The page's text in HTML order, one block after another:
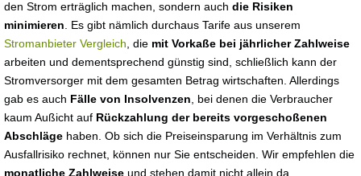
den Strom erträglich machen, sondern auch die Risiken
minimieren . Es gibt nämlich durchaus Tarife aus unserem
Stromanbieter Vergleich , die mit Vorkaße bei jährlicher Zahlweise
arbeiten und dementsprechend günstig sind, schließlich kann der
Stromversorger mit dem gesamten Betrag wirtschaften. Allerdings
gab es auch Fälle von Insolvenzen , bei denen die Verbraucher
kaum Außicht auf Rückzahlung der bereits vorgeschoßenen
Abschläge haben. Ob sich die Preiseinsparung im Verhältnis zum
Ausfallrisiko rechnet, können nur Sie entscheiden. Wir empfehlen die
monatliche Zahlweise und stehen damit nicht allein da.